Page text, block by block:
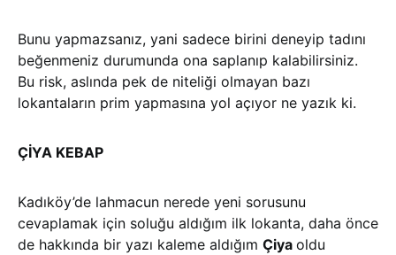
Bunu yapmazsanız, yani sadece birini deneyip tadını
beğenmeniz durumunda ona saplanıp kalabilirsiniz.
Bu risk, aslında pek de niteliği olmayan bazı
lokantaların prim yapmasına yol açıyor ne yazık ki.
ÇİYA KEBAP
Kadıköy’de lahmacun nerede yeni sorusunu
cevaplamak için soluğu aldığım ilk lokanta, daha önce
de hakkında bir yazı kaleme aldığım Çiya oldu